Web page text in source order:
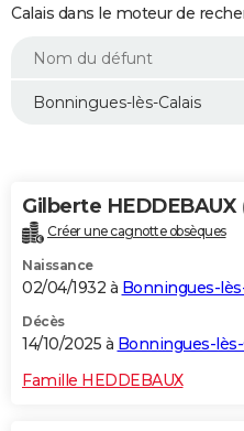
Mobiles
Meilleur smartphone
Internet
Ordinateurs
Jeux vidéo
Guide high-tech
+
BRICOLAGE
Forum
Aménagement intérieur
Extérieur
Cuisine
Salle de bains
Jardinage
Rangement
WEEK-END
Guides de France
Escapades
Patrimoine
Expositions
Musées
Week-end nature
LIFESTYLE
Alimentation
Guide de la santé
Maladies
Médicaments
Sommeil
VOYAGE
Destinations
City break
Voyage nature
Voyage de noces
Forum
Climat
+PHOTO
GUIDES D'ACHAT
BONS PLANS
CARTE DE VOEUX
Calais dans le moteur de
Gilberte HEDDEBAUX
Créer une cagnotte obsèques
Naissance
02/04/1932 à Bonningues-
Décès
14/10/2025 à Bonningues-lès-
Famille HEDDEBAUX